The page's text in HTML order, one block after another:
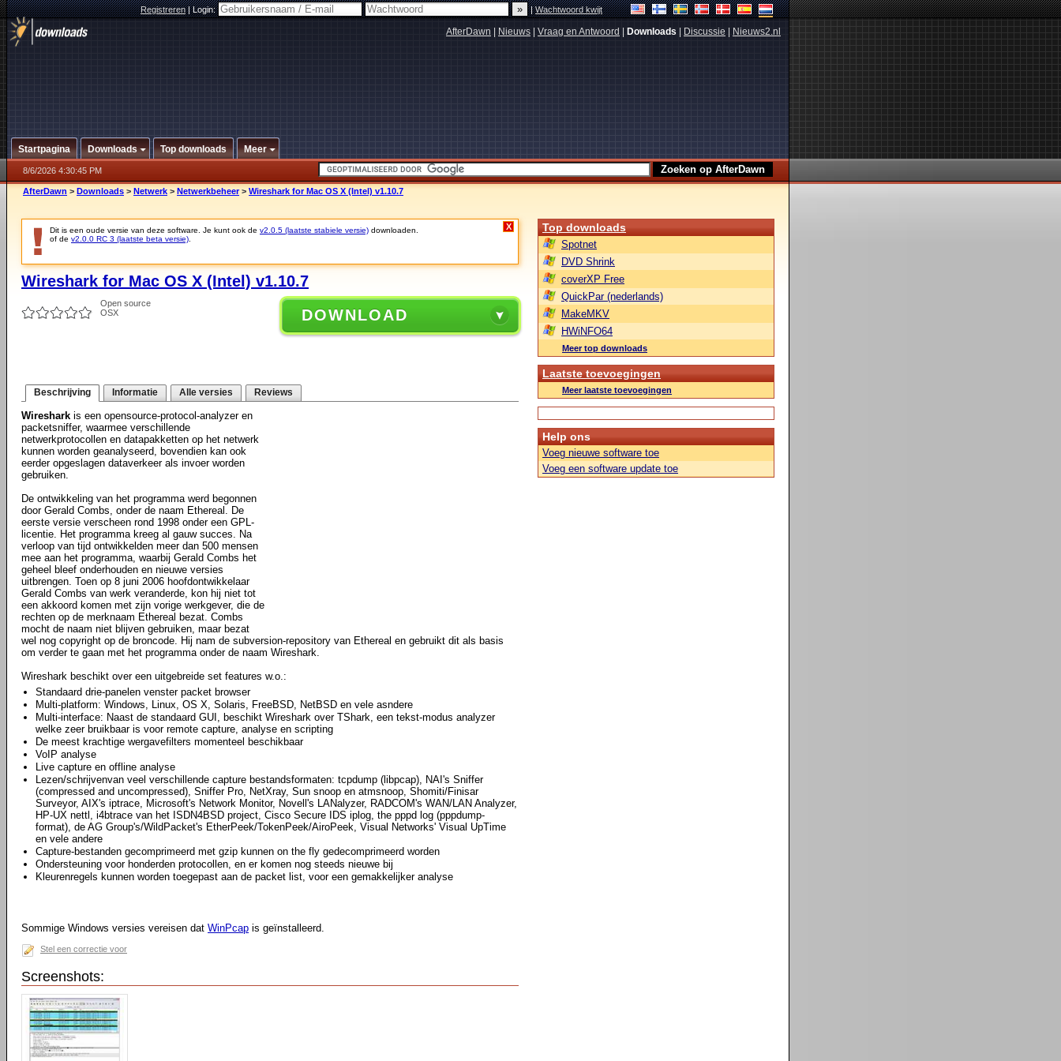
Registreren|Login: |Wachtwoord kwijt
AfterDawn Nieuws Vraag en Antwoord Downloads Discussie Nieuws2.nl
Startpagina Downloads Top downloads Meer
8/6/2026 4:30:45 PM
AfterDawn > Downloads > Netwerk > Netwerkbeheer > Wireshark for Mac OS X (Intel) v1.10.7
Dit is een oude versie van deze software. Je kunt ook de v2.0.5 (laatste stabiele versie) downloaden.
of de v2.0.0 RC 3 (laatste beta versie)
X
Wireshark for Mac OS X (Intel) v1.10.7
Open source
OSX
DOWNLOAD
Beschrijving Informatie Alle versies Reviews
Wireshark is een opensource-protocol-analyzer en
packetsniffer, waarmee verschillende
netwerkprotocollen en datapakketten op het netwerk
kunnen worden geanalyseerd, bovendien kan ook
eerder opgeslagen dataverkeer als invoer worden
gebruiken.
De ontwikkeling van het programma werd begonnen
door Gerald Combs, onder de naam Ethereal. De
eerste versie verscheen rond 1998 onder een GPL-
licentie. Het programma kreeg al gauw succes. Na
verloop van tijd ontwikkelden meer dan 500 mensen
mee aan het programma, waarbij Gerald Combs het
geheel bleef onderhouden en nieuwe versies
uitbrengen. Toen op 8 juni 2006 hoofdontwikkelaar
Gerald Combs van werk veranderde, kon hij niet tot
een akkoord komen met zijn vorige werkgever, die de
rechten op de merknaam Ethereal bezat. Combs
mocht de naam niet blijven gebruiken, maar bezat
wel nog copyright op de broncode. Hij nam de subversion-repository van Ethereal en gebruikt dit als basis
om verder te gaan met het programma onder de naam Wireshark.
Wireshark beschikt over een uitgebreide set features w.o.:
Standaard drie-panelen venster packet browser
Multi-platform: Windows, Linux, OS X, Solaris, FreeBSD, NetBSD en vele asndere
Multi-interface: Naast de standaard GUI, beschikt Wireshark over TShark, een tekst-modus analyzer
welke zeer bruikbaar is voor remote capture, analyse en scripting
De meest krachtige wergavefilters momenteel beschikbaar
VoIP analyse
Live capture en offline analyse
Lezen/schrijvenvan veel verschillende capture bestandsformaten: tcpdump (libpcap), NAI's Sniffer
(compressed and uncompressed), Sniffer Pro, NetXray, Sun snoop en atmsnoop, Shomiti/Finisar
Surveyor, AIX's iptrace, Microsoft's Network Monitor, Novell's LANalyzer, RADCOM's WAN/LAN Analyzer,
HP-UX nettl, i4btrace van het ISDN4BSD project, Cisco Secure IDS iplog, the pppd log (pppdump-
format), de AG Group's/WildPacket's EtherPeek/TokenPeek/AiroPeek, Visual Networks' Visual UpTime
en vele andere
Capture-bestanden gecomprimeerd met gzip kunnen on the fly gedecomprimeerd worden
Ondersteuning voor honderden protocollen, en er komen nog steeds nieuwe bij
Kleurenregels kunnen worden toegepast aan de packet list, voor een gemakkelijker analyse
Sommige Windows versies vereisen dat WinPcap is geïnstalleerd.
Stel een correctie voor
Screenshots:
Top downloads
Spotnet
DVD Shrink
coverXP Free
QuickPar (nederlands)
MakeMKV
HWiNFO64
Meer top downloads
Laatste toevoegingen
Meer laatste toevoegingen
Help ons
Voeg nieuwe software toe
Voeg een software update toe